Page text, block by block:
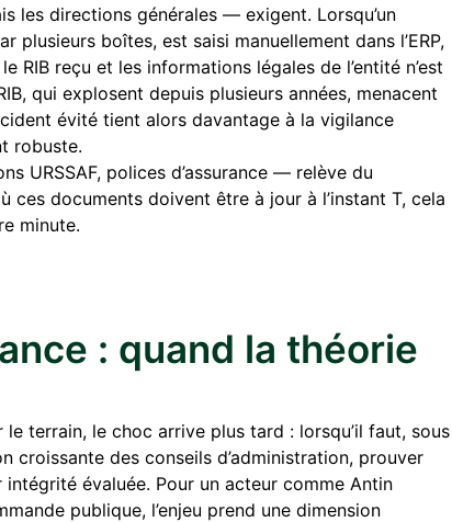
les directions générales — exigent. Lorsqu’un
boîtes, est saisi manuellement dans l’ERP,
RIB reçu et les informations légales de l’entité n’est
qui explosent depuis plusieurs années, menacent
évité tient alors davantage à la vigilance
robuste.
URSSAF, polices d’assurance — relève du
ces documents doivent être à jour à l’instant T, cela
minute.
: quand la théorie
terrain, le choc arrive plus tard : lorsqu’il faut, sous
croissante des conseils d’administration, prouver
évaluée. Pour un acteur comme Antin
publique, l’enjeu prend une dimension